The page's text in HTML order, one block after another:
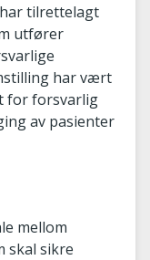
tilrettelagt
utfører
har vært
for forsvarlig
av pasienter
mellom
skal sikre